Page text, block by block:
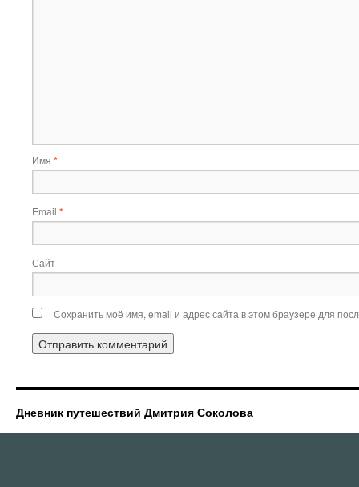
Имя *
Email *
Сайт
Сохранить моё имя, email и адрес сайта в этом браузере для
Дневник путешествий Дмитрия Соколова